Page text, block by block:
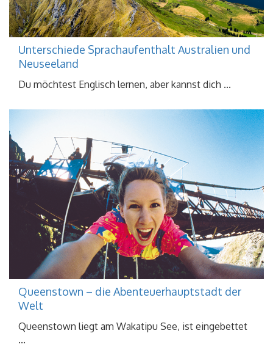
Unterschiede Sprachaufenthalt Australien und
Neuseeland
Du möchtest Englisch lernen, aber kannst dich ...
Queenstown – die Abenteuerhauptstadt der
Welt
Queenstown liegt am Wakatipu See, ist eingebettet
...